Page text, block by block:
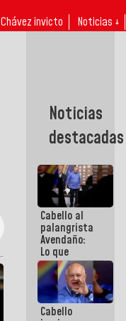
Chávez invicto Noticias ↓
Noticias
destacadas
Cabello al
palangrista
Avendaño:
Lo que
vayas a
escribir
hazlo hoy
por que no
sabemos si
Cabello